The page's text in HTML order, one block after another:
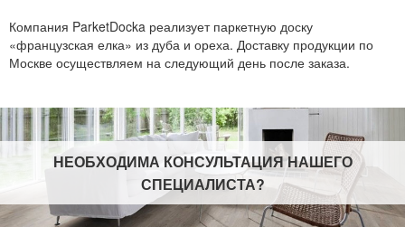
Компания ParketDocka реализует паркетную доску
«французская елка» из дуба и ореха. Доставку продукции по
Москве осуществляем на следующий день после заказа.
НЕОБХОДИМА КОНСУЛЬТАЦИЯ НАШЕГО
СПЕЦИАЛИСТА?